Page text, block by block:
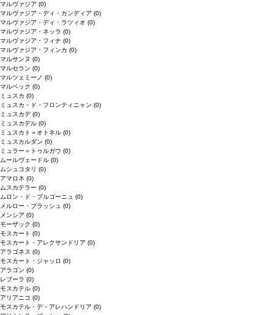
マルヴァジア (0)
マルヴァジア・ディ・カンディア (0)
マルヴァジア・ディ・ラツィオ (0)
マルヴァジア・ネッラ (0)
マルヴァジア・フィナ (0)
マルヴァジア・フィンカ (0)
マルサンヌ (0)
マルセラン (0)
マルツェミーノ (0)
マルベック (0)
ミュスカ (0)
ミュスカ・ド・フロンティニャン (0)
ミュスカデ(0)
ミュスカデル (0)
ミュスカト＝オトネル (0)
ミュスカルダン (0)
ミュラー＝トゥルガウ (0)
ムールヴェードル (0)
ムシュコタリ (0)
アマロネ (0)
ムスカテラー (0)
ムロン・ド・ブルゴーニュ (0)
メルロー・ブラッシュ (0)
メンシア (0)
モーザック (0)
モスカート (0)
モスカート・アレクサンドリア (0)
アラゴネス (0)
モスカート・ジャッロ (0)
アラゴン (0)
レブーラ (0)
モスカテル (0)
アリアニコ (0)
モスカテル・デ・アレハンドリア (0)